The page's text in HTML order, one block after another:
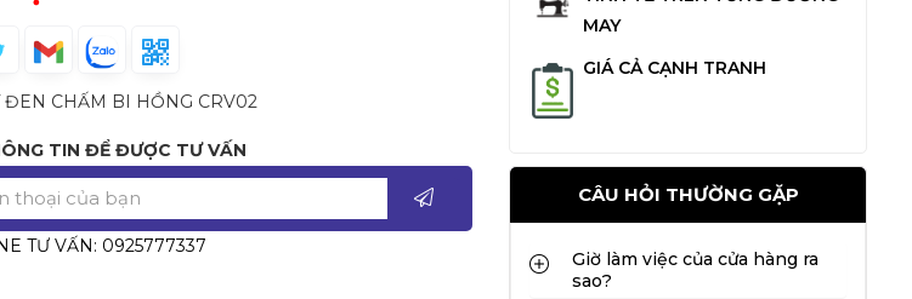
TIN ĐỂ ĐƯỢC TƯ VẤN
TƯ VẤN: 0925777337
MAY
GIÁ CẢ CẠNH TRANH
CÂU HỎI THƯỜNG GẶP
Giờ làm việc của cửa hàng ra
sao?